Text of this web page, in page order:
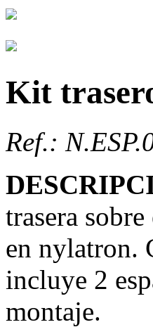
Kit
Ref.:
trasera
en nylatron.
incluye 2
montaje.